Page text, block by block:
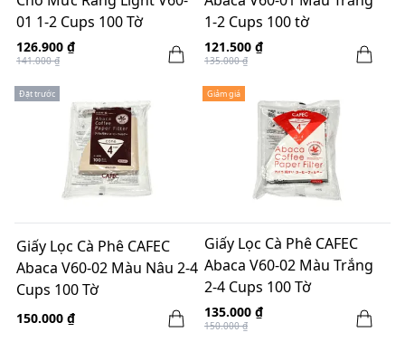
01 1-2 Cups 100 Tờ
126.900 ₫
141.000 ₫
1-2 Cups 100 tờ
121.500 ₫
135.000 ₫
Đặt trước
Giấy Lọc Cà Phê CAFEC
Abaca V60-02 Màu Nâu 2-4
Cups 100 Tờ
150.000 ₫
Giảm giá
Giấy Lọc Cà Phê CAFEC
Abaca V60-02 Màu Trắng
2-4 Cups 100 Tờ
135.000 ₫
150.000 ₫